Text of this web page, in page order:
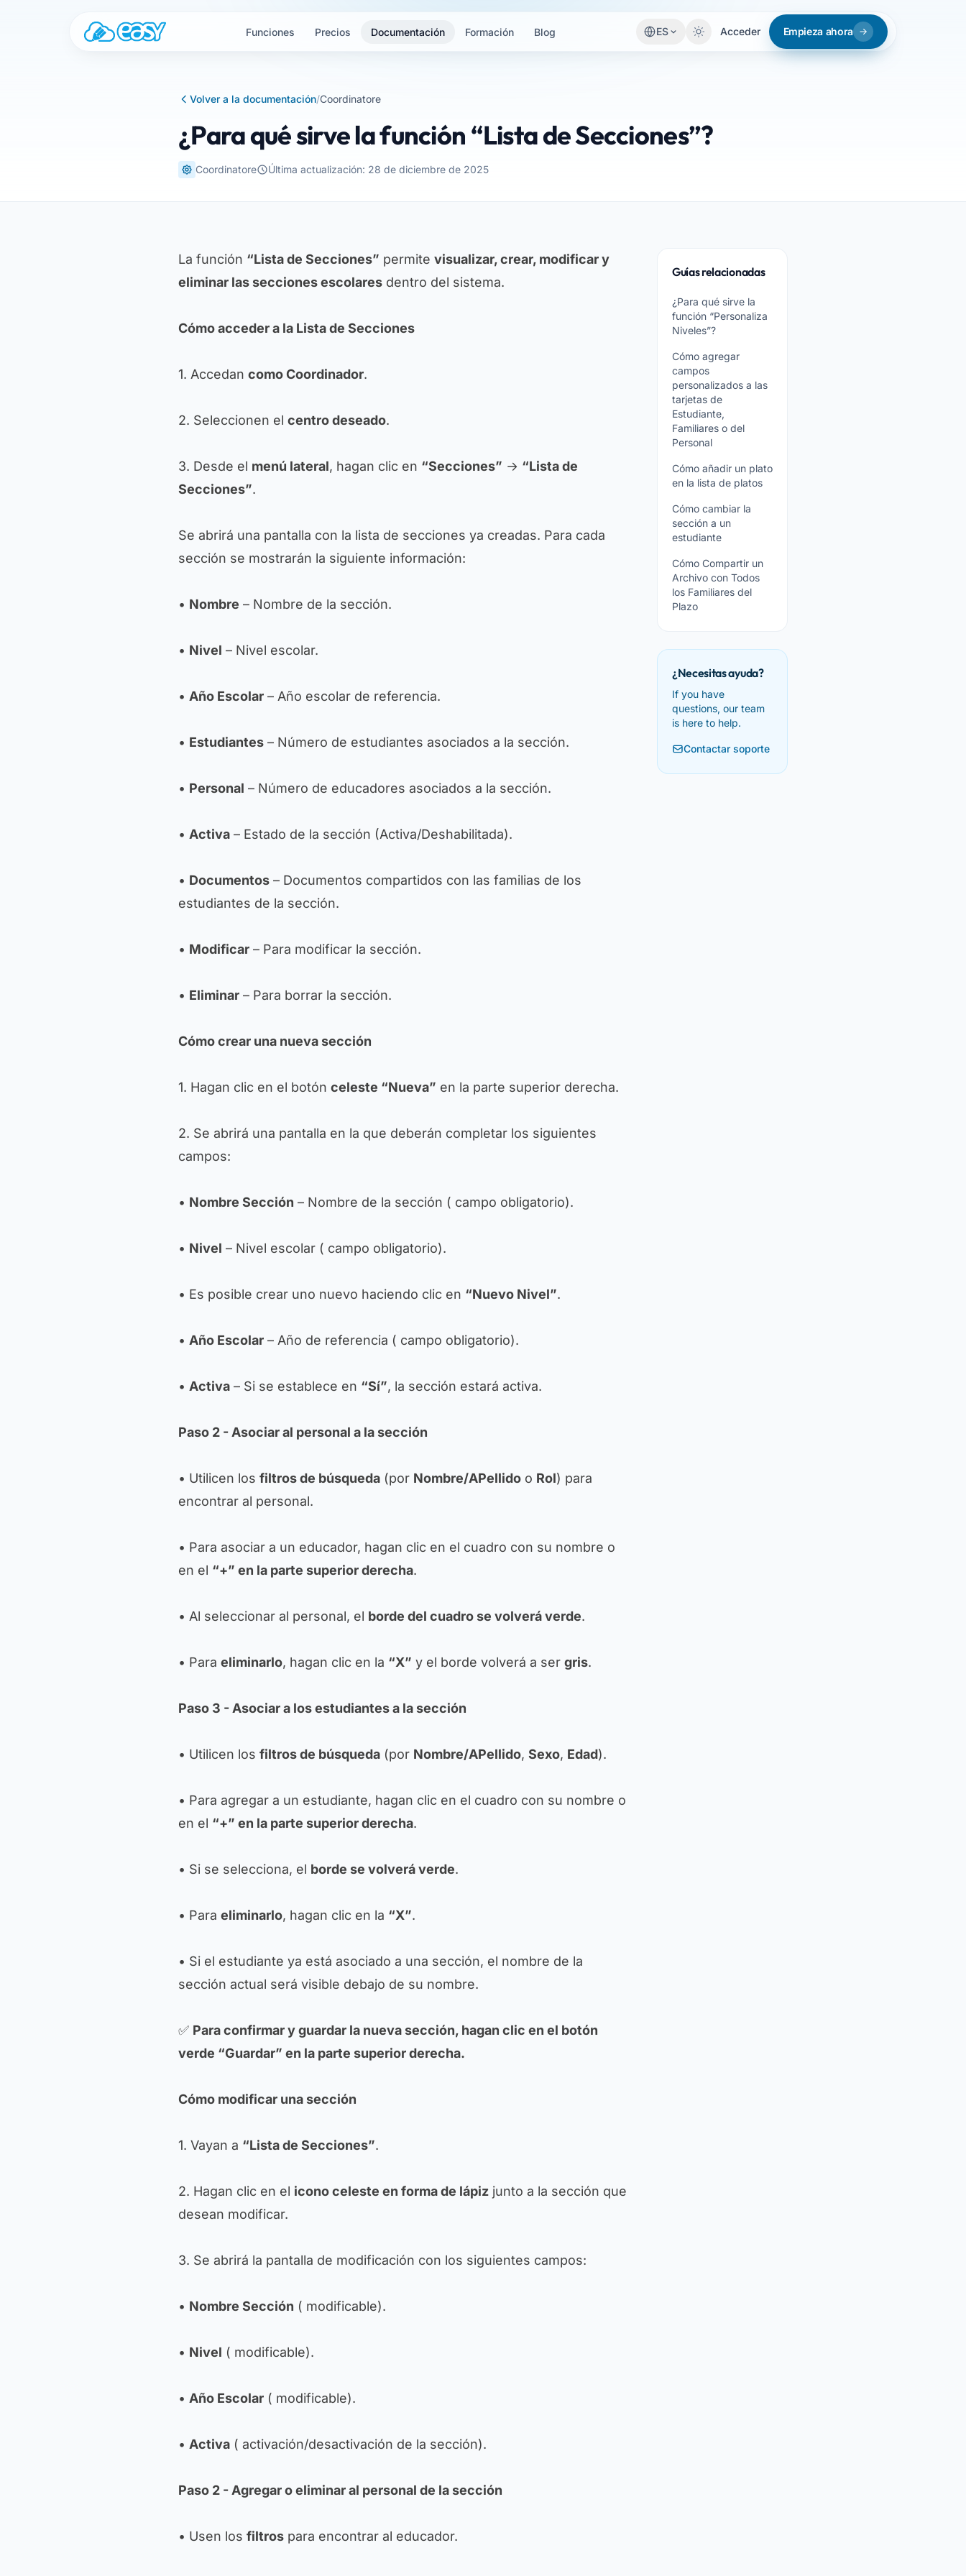
Funciones Precios Documentación Formación Blog ES Acceder Empieza ahora
Volver a la documentación/Coordinatore
¿Para qué sirve la función “Lista de Secciones”?
Coordinatore Última actualización: 28 de diciembre de 2025
La función “Lista de Secciones” permite visualizar, crear, modificar y
eliminar las secciones escolares dentro del sistema.
Cómo acceder a la Lista de Secciones
1. Accedan como Coordinador.
2. Seleccionen el centro deseado.
3. Desde el menú lateral, hagan clic en “Secciones” → “Lista de
Secciones”.
Se abrirá una pantalla con la lista de secciones ya creadas. Para cada
sección se mostrarán la siguiente información:
• Nombre – Nombre de la sección.
• Nivel – Nivel escolar.
• Año Escolar – Año escolar de referencia.
• Estudiantes – Número de estudiantes asociados a la sección.
• Personal – Número de educadores asociados a la sección.
• Activa – Estado de la sección (Activa/Deshabilitada).
• Documentos – Documentos compartidos con las familias de los
estudiantes de la sección.
• Modificar – Para modificar la sección.
• Eliminar – Para borrar la sección.
Cómo crear una nueva sección
1. Hagan clic en el botón celeste “Nueva” en la parte superior derecha.
2. Se abrirá una pantalla en la que deberán completar los siguientes
campos:
• Nombre Sección – Nombre de la sección ( campo obligatorio).
• Nivel – Nivel escolar ( campo obligatorio).
• Es posible crear uno nuevo haciendo clic en “Nuevo Nivel”.
• Año Escolar – Año de referencia ( campo obligatorio).
• Activa – Si se establece en “Sí”, la sección estará activa.
Paso 2 - Asociar al personal a la sección
• Utilicen los filtros de búsqueda (por Nombre/APellido o Rol) para
encontrar al personal.
• Para asociar a un educador, hagan clic en el cuadro con su nombre o
en el “+” en la parte superior derecha.
• Al seleccionar al personal, el borde del cuadro se volverá verde.
• Para eliminarlo, hagan clic en la “X” y el borde volverá a ser gris.
Paso 3 - Asociar a los estudiantes a la sección
• Utilicen los filtros de búsqueda (por Nombre/APellido, Sexo, Edad).
• Para agregar a un estudiante, hagan clic en el cuadro con su nombre o
en el “+” en la parte superior derecha.
• Si se selecciona, el borde se volverá verde.
• Para eliminarlo, hagan clic en la “X”.
• Si el estudiante ya está asociado a una sección, el nombre de la
sección actual será visible debajo de su nombre.
✅ Para confirmar y guardar la nueva sección, hagan clic en el botón
verde “Guardar” en la parte superior derecha.
Cómo modificar una sección
1. Vayan a “Lista de Secciones”.
2. Hagan clic en el icono celeste en forma de lápiz junto a la sección que
desean modificar.
3. Se abrirá la pantalla de modificación con los siguientes campos:
• Nombre Sección ( modificable).
• Nivel ( modificable).
• Año Escolar ( modificable).
• Activa ( activación/desactivación de la sección).
Paso 2 - Agregar o eliminar al personal de la sección
• Usen los filtros para encontrar al educador.
Guías relacionadas
¿Para qué sirve la
función “Personaliza
Niveles”?
Cómo agregar
campos
personalizados a las
tarjetas de
Estudiante,
Familiares o del
Personal
Cómo añadir un plato
en la lista de platos
Cómo cambiar la
sección a un
estudiante
Cómo Compartir un
Archivo con Todos
los Familiares del
Plazo
¿Necesitas ayuda?
If you have
questions, our team
is here to help.
Contactar soporte